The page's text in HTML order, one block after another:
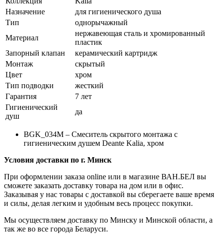
Назначение
для гигиенического душа
Тип
однорычажный
Материал
нержавеющая сталь и хромированный
пластик
Запорный клапан
керамический картридж
Монтаж
скрытый
Цвет
хром
Тип подводки
жесткий
Гарантия
7 лет
Гигиенический
душ
да
BGK_034M – Смеситель скрытого монтажа с
гигиеническим душем Deante Kalia, хром
Условия доставки по г. Минск
При оформлении заказа online или в магазине ВАН.БЕЛ вы
сможете заказать доставку товара на дом или в офис.
Заказывая у нас товары с доставкой вы сберегаете ваше время
и силы, делая легким и удобным весь процесс покупки.
Мы осуществляем доставку по Минску и Минской области, а
так же во все города Беларуси.